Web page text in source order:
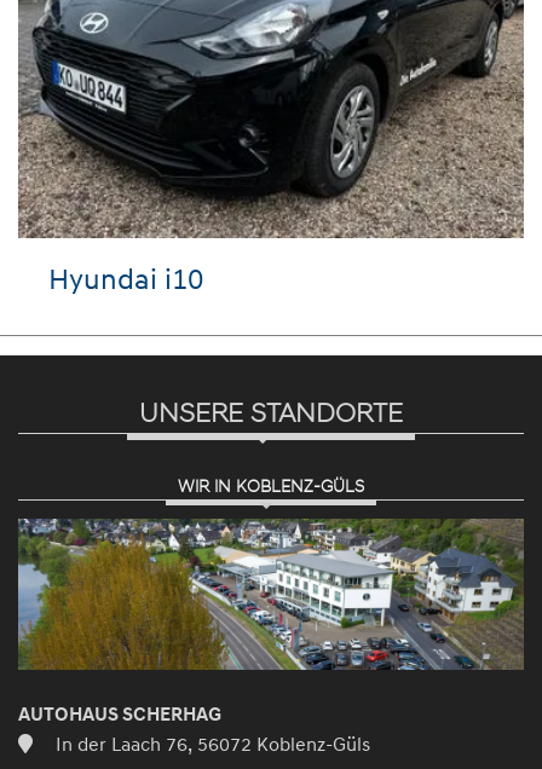
Hyundai i10
UNSERE STANDORTE
WIR IN KOBLENZ-GÜLS
AUTOHAUS SCHERHAG
In der Laach 76, 56072 Koblenz-Güls